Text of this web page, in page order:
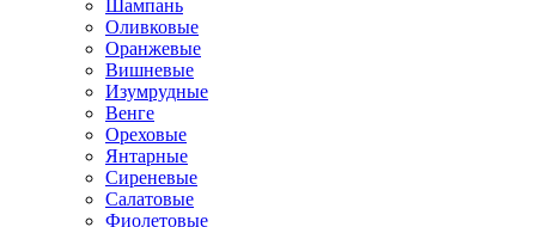
Шампань
Оливковые
Оранжевые
Вишневые
Изумрудные
Венге
Ореховые
Янтарные
Сиреневые
Салатовые
Фиолетовые